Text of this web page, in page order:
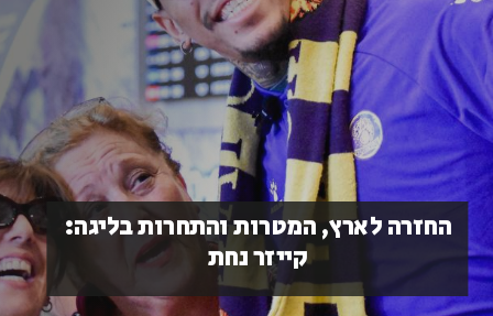
החזרה לארץ, המטרות והתחרות בליגה:
קייזר נחת